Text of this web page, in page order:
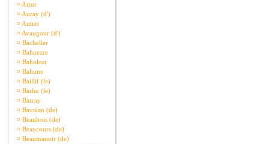
¤ Artur
¤ Auray (d')
¤ Autret
¤ Avaugour (d')
¤ Bachelier
¤ Bahuezre
¤ Bahulost
¤ Bahuno
¤ Baillif (le)
¤ Barbu (le)
¤ Barray
¤ Bavalan (de)
¤ Beaubois (de)
¤ Beaucours (de)
¤ Beaumanoir (de)